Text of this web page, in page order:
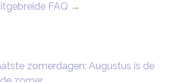
FAQ →
zomerdagen: Augustus is de